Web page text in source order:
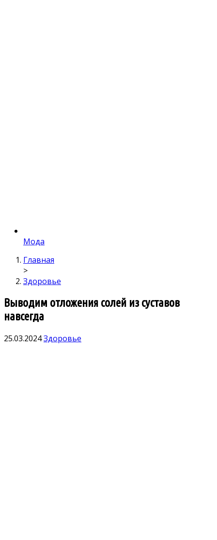
Мода
Главная
>
Здоровье
Выводим отложения солей из суставов
навсегда
25.03.2024Здоровье